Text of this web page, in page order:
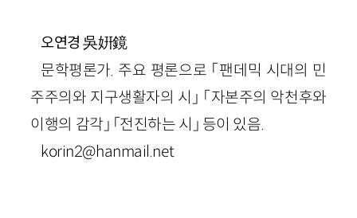
오연경 吳姸鏡
문학평론가. 주요 평론으로 「팬데믹 시대의 민
주주의와 지구생활자의 시」 「자본주의 악천후와
이행의 감각」 「전진하는 시」 등이 있음.
korin2@hanmail.net